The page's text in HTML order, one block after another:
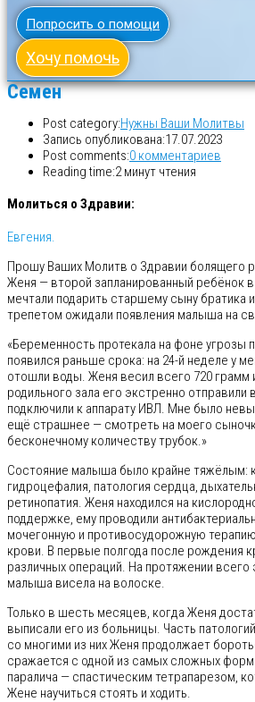
Попросить о помощи
Хочу помочь
Семен
Post category:Нужны Ваши Молитвы
Запись опубликована:17.07.2023
Post comments:0 комментариев
Reading time:2 минут чтения
Молиться о Здравии:
Евгения.
Прошу Ваших Молитв о Здравии болящего
Женя — второй запланированный ребёнок
мечтали подарить старшему сыну братика
трепетом ожидали появления малыша на
«Беременность протекала на фоне
появился раньше срока: на 24-й неделе у
отошли воды. Женя весил всего 720 грамм
родильного зала его экстренно отправили
подключили к аппарату ИВЛ. Мне было
ещё страшнее — смотреть на моего
бесконечному количеству трубок.»
Состояние малыша было крайне тяжёлым:
гидроцефалия, патология сердца,
ретинопатия. Женя находился на
поддержке, ему проводили
мочегонную и противосудорожную
крови. В первые полгода после рождения
различных операций. На протяжении всего
малыша висела на волоске.
Только в шесть месяцев, когда Женя
выписали его из больницы. Часть
со многими из них Женя продолжает
сражается с одной из самых сложных
паралича — спастическим тетрапарезом,
Жене научиться стоять и ходить.